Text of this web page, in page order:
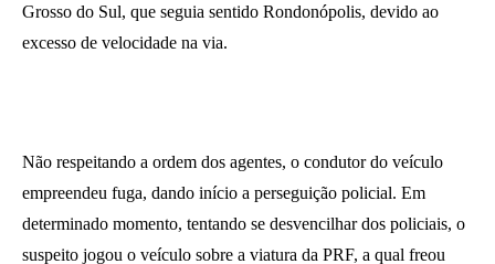
Grosso do Sul, que seguia sentido Rondonópolis, devido ao
excesso de velocidade na via.
Não respeitando a ordem dos agentes, o condutor do veículo
empreendeu fuga, dando início a perseguição policial. Em
determinado momento, tentando se desvencilhar dos policiais, o
suspeito jogou o veículo sobre a viatura da PRF, a qual freou